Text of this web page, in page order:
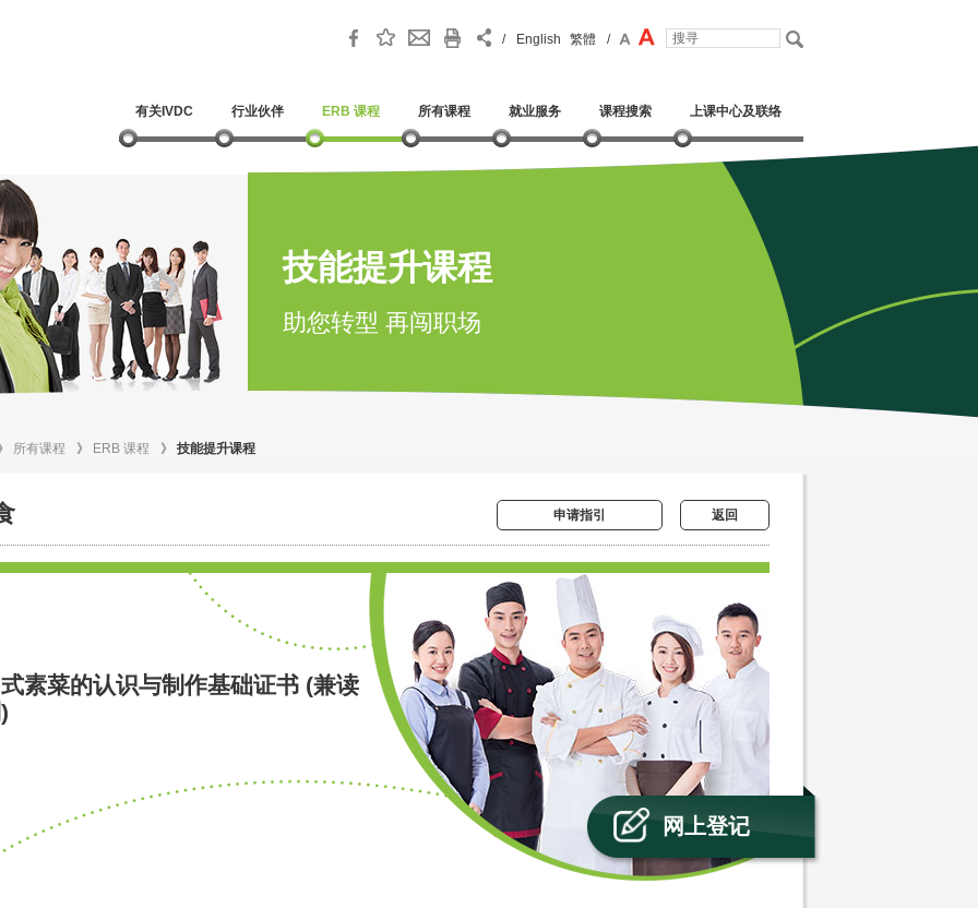
/ English 繁體 /
有关IVDC 行业伙伴 ERB 课程 所有课程 就业服务 课程搜索 上课中心及联络
技能提升课程
助您转型 再闯职场
所有课程 》 ERB 课程 》 技能提升课程
申请指引 返回
素菜的认识与制作基础证书 (兼读
网上登记